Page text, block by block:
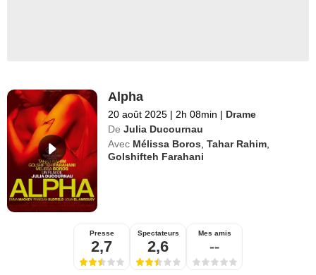
Alpha
20 août 2025 | 2h 08min | Drame
De Julia Ducournau
Avec Mélissa Boros ,Tahar Rahim
Golshifteh Farahani
Presse
2,7
Spectateurs
2,6
Mes amis
--